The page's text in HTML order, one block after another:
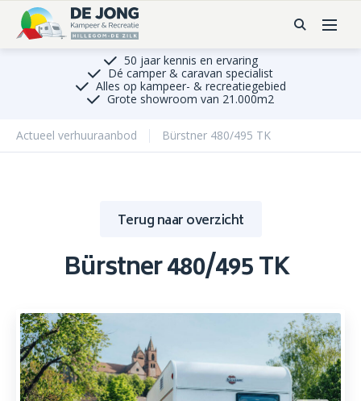
50 jaar kennis en ervaring
Dé camper & caravan specialist
Alles op kampeer- & recreatiegebied
Grote showroom van 21.000m2
Actueel verhuuraanbod Bürstner 480/495 TK
Bürstner 480/495 TK
Terug naar overzicht